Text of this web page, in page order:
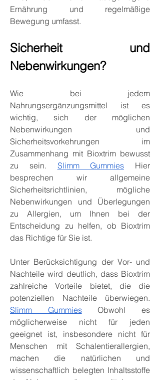
Ernährung und regelmäßige
Bewegung umfasst.
Sicherheit und
Nebenwirkungen?
Wie bei jedem
Nahrungsergänzungsmittel ist es
wichtig, sich der möglichen
Nebenwirkungen und
Sicherheitsvorkehrungen im
Zusammenhang mit Bioxtrim bewusst
zu sein. Slimm Gummies Hier
besprechen wir allgemeine
Sicherheitsrichtlinien, mögliche
Nebenwirkungen und Überlegungen
zu Allergien, um Ihnen bei der
Entscheidung zu helfen, ob Bioxtrim
das Richtige für Sie ist.
Unter Berücksichtigung der Vor- und
Nachteile wird deutlich, dass Bioxtrim
zahlreiche Vorteile bietet, die die
Slimm Gummies Obwohl es
möglicherweise nicht für jeden
geeignet ist, insbesondere nicht für
Menschen mit Schalentierallergien,
machen die natürlichen und
wissenschaftlich belegten Inhaltsstoffe